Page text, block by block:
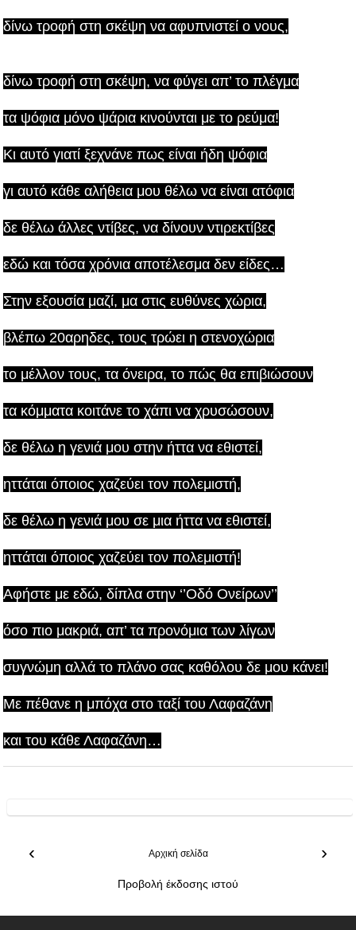
δίνω τροφή στη σκέψη να αφυπνιστεί ο νους,
δίνω τροφή στη σκέψη, να φύγει απ’ το πλέγμα
τα ψόφια μόνο ψάρια κινούνται με το ρεύμα!
Κι αυτό γιατί ξεχνάνε πως είναι ήδη ψόφια
γι αυτό κάθε αλήθεια μου θέλω να είναι ατόφια
δε θέλω άλλες ντίβες, να δίνουν ντιρεκτίβες
εδώ και τόσα χρόνια αποτέλεσμα δεν είδες…
Στην εξουσία μαζί, μα στις ευθύνες χώρια,
βλέπω 20αρηδες, τους τρώει η στενοχώρια
το μέλλον τους, τα όνειρα, το πώς θα επιβιώσουν
τα κόμματα κοιτάνε το χάπι να χρυσώσουν,
δε θέλω η γενιά μου στην ήττα να εθιστεί,
ηττάται όποιος χαζεύει τον πολεμιστή,
δε θέλω η γενιά μου σε μια ήττα να εθιστεί,
ηττάται όποιος χαζεύει τον πολεμιστή!
Αφήστε με εδώ, δίπλα στην ‘’Οδό Ονείρων’’
όσο πιο μακριά, απ’ τα προνόμια των λίγων
συγνώμη αλλά το πλάνο σας καθόλου δε μου κάνει!
Με πέθανε η μπόχα στο ταξί του Λαφαζάνη
και του κάθε Λαφαζάνη…
‹ ›
Αρχική σελίδα
Προβολή έκδοσης ιστού